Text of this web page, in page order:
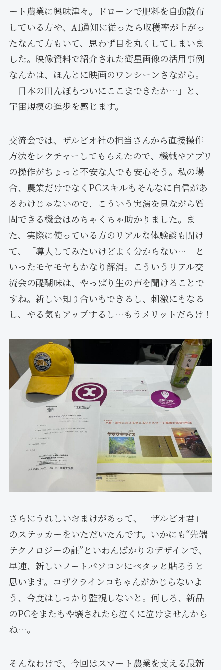
ート農業に興味津々。ドローンで肥料を自動散布
している方や、AI通知に従ったら収穫率が上がっ
たなんて方もいて、思わず目を丸くしてしまいま
した。映像資料で紹介された衛星画像の活用事例
なんかは、ほんとに映画のワンシーンさながら。
「日本の田んぼもついにここまできたか…」と、
宇宙規模の進歩を感じます。
交流会では、ザルビオ社の担当さんから直接操作
方法をレクチャーしてもらえたので、機械やアプリ
の操作がちょっと不安な人でも安心そう。私の場
合、農業だけでなくPCスキルもそんなに自信があ
るわけじゃないので、こういう実演を見ながら質
問できる機会はめちゃくちゃ助かりました。ま
た、実際に使っている方のリアルな体験談も聞け
て、「導入してみたいけどよく分からない…」と
いったモヤモヤもかなり解消。こういうリアル交
流会の醍醐味は、やっぱり生の声を聞けることで
すね。新しい知り合いもできるし、刺激にもなる
し、やる気もアップするし…もうメリットだらけ！
さらにうれしいおまけがあって、「ザルビオ君」
のステッカーをいただいたんです。いかにも“先端
テクノロジーの証”といわんばかりのデザインで、
早速、新しいノートパソコンにペタッと貼ろうと
思います。コザクラインコちゃんがかじらないよ
う、今度はしっかり監視しないと。何しろ、新品
のPCをまたもや壊されたら泣くに泣けませんから
ね…。
そんなわけで、今回はスマート農業を支える最新